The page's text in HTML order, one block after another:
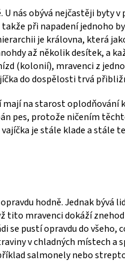
nás obývá nejčastěji byty v
při napadení jednoho
je královna, která
až několik desítek, a
(kolonií), mravenci z
do dospělosti trvá
na starost oplodňování
pes, protože ničením
je stále klade a stále
hodně. Jednak bývá
tito mravenci dokáží
se pustí opravdu do všeho,
v chladných místech a
salmonely nebo